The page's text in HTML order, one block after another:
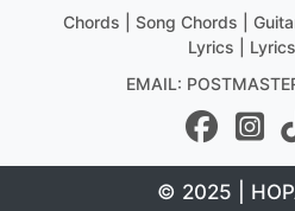
Chords | Song Chords |
Lyrics |
EMAIL:
© 2025 |